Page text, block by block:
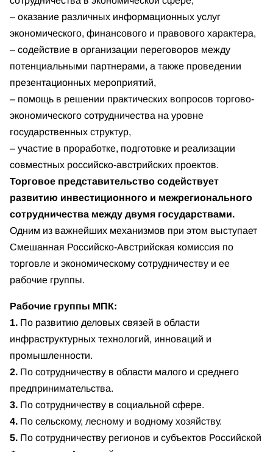
– оказание различных информационных услуг
экономического, финансового и правового характера,
– содействие в организации переговоров между
потенциальными партнерами, а также проведении
презентационных мероприятий,
– помощь в решении практических вопросов торгово-
экономического сотрудничества на уровне
государственных структур,
– участие в проработке, подготовке и реализации
совместных российско-австрийских проектов.
Торговое представительство содействует
развитию инвестиционного и межрегионального
сотрудничества между двумя государствами.
Одним из важнейших механизмов при этом выступает
Смешанная Российско-Австрийская комиссия по
торговле и экономическому сотрудничеству и ее
рабочие группы.
Рабочие группы МПК:
1. По развитию деловых связей в области
инфраструктурных технологий, инноваций и
промышленности.
2. По сотрудничеству в области малого и среднего
предпринимательства.
3. По сотрудничеству в социальной сфере.
4. По сельскому, лесному и водному хозяйству.
5. По сотрудничеству регионов и субъектов Российской